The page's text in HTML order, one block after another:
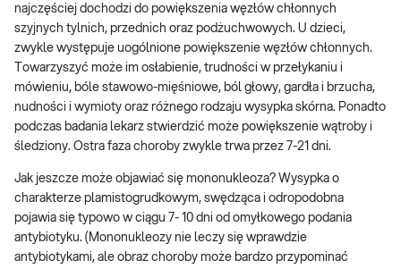
najczęściej dochodzi do powiększenia węzłów chłonnych
szyjnych tylnich, przednich oraz podżuchwowych. U dzieci,
zwykle występuje uogólnione powiększenie węzłów chłonnych.
Towarzyszyć może im osłabienie, trudności w przełykaniu i
mówieniu, bóle stawowo-mięśniowe, ból głowy, gardła i brzucha,
nudności i wymioty oraz różnego rodzaju wysypka skórna. Ponadto
podczas badania lekarz stwierdzić może powiększenie wątroby i
śledziony. Ostra faza choroby zwykle trwa przez 7-21 dni.
Jak jeszcze może objawiać się mononukleoza? Wysypka o
charakterze plamistogrudkowym, swędząca i odropodobna
pojawia się typowo w ciągu 7- 10 dni od omyłkowego podania
antybiotyku. (Mononukleozy nie leczy się wprawdzie
antybiotykami, ale obraz choroby może bardzo przypominać